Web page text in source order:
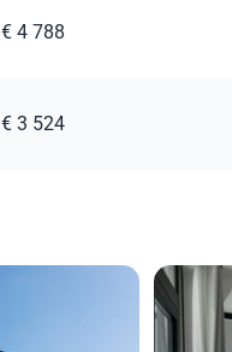
€ 4 788
€ 3 524